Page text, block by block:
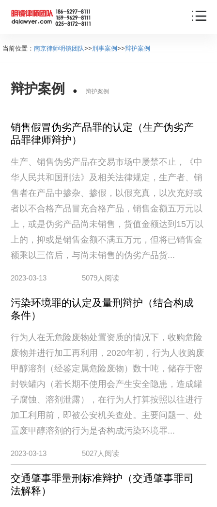
当前位置： 南京律师明镜团队>>刑事案例 >>辩护案例
辩护案例 辩护案例
销售假冒伪劣产品罪的认定（生产伪劣产
品罪律师辩护）
生产、销售伪劣产品在交易市场中屡禁不止，《中
华人民共和国刑法》及相关法律规定，生产者、销
售者在产品中掺杂、掺假，以假充真，以次充好或
者以不合格产品冒充合格产品，销售金额五万元以
上，或是伪劣产品尚未销售，货值金额达到15万以
上的，抑或是销售金额不满五万元，但将已销售金
额乘以三倍后，与尚未销售的伪劣产品货...
2023-03-13 5079人阅读
污染环境罪的认定及量刑辩护（结合构成
条件）
行为人在无危险废物处置资质的情况下，收购危险
废物并进行加工再利用，2020年初，行为人收购废
甲醇溶剂（经鉴定属危险废物）数十吨，储存于密
封铁罐内（若长期不使用会产生安全隐患，造成罐
子腐蚀、溶剂泄露），在行为人打算按照以往进行
加工利用前，即被公安机关查处。主要问题一、处
置废甲醇溶剂的行为是否构成污染环境罪...
2023-03-13 5027人阅读
交通肇事罪量刑标准辩护（交通肇事罪司
法解释）